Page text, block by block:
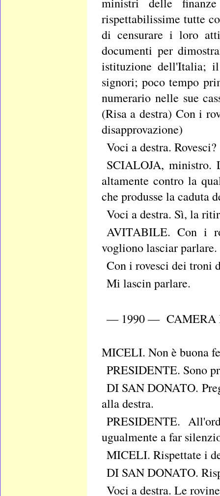
rispettabilissime tutte
di censurare i loro
documenti per
istituzione dell'Italia;
signori; poco tempo
numerario nelle sue
(Risa a destra) Con i
disapprovazione)
Voci a destra. Rovesci?
SCIALOJA, ministro.
altamente contro la
che produsse la caduta
Voci a destra. Sì, la
AVITABILE. Con i
vogliono lasciar parlare.
Con i rovesci dei troni
Mi lascin parlare.
— 1990 — CAMERA
MICELI. Non è buona
PRESIDENTE. Sono
DI SAN DONATO.
alla destra.
PRESIDENTE.
ugualmente a far
MICELI. Rispettate i
DI SAN DONATO.
Voci a destra. Le